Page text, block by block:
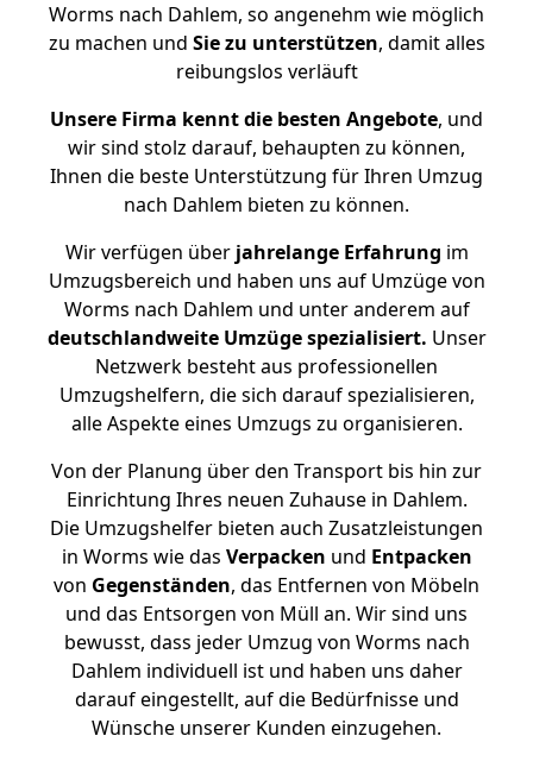
Worms nach Dahlem, so angenehm wie möglich
zu machen und Sie zu unterstützen, damit alles
reibungslos verläuft
Unsere Firma kennt die besten Angebote, und
wir sind stolz darauf, behaupten zu können,
Ihnen die beste Unterstützung für Ihren Umzug
nach Dahlem bieten zu können.
Wir verfügen überjahrelange Erfahrung im
Umzugsbereich und haben uns auf Umzüge von
Worms nach Dahlem und unter anderem auf
deutschlandweite Umzüge spezialisiert. Unser
Netzwerk besteht aus professionellen
Umzugshelfern, die sich darauf spezialisieren,
alle Aspekte eines Umzugs zu organisieren.
Von der Planung über den Transport bis hin zur
Einrichtung Ihres neuen Zuhause in Dahlem.
Die Umzugshelfer bieten auch Zusatzleistungen
in Worms wie das Verpacken und Entpacken
von Gegenständen, das Entfernen von Möbeln
und das Entsorgen von Müll an. Wir sind uns
bewusst, dass jeder Umzug von Worms nach
Dahlem individuell ist und haben uns daher
darauf eingestellt, auf die Bedürfnisse und
Wünsche unserer Kunden einzugehen.